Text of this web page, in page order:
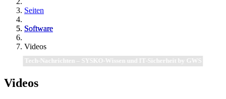
Seiten
Software
Videos
Tech-Nachrichten – SYSKO-Wissen und IT-Sicherheit by GWS
Videos